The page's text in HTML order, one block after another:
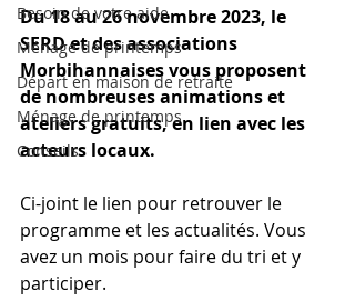
Besoin de votre aide
Ménage de printemps
Départ en maison de retraite
Ménage de printemps
Conseils
Du 18 au 26 novembre 2023, le
SERD et des associations
Morbihannaises vous proposent
de nombreuses animations et
ateliers gratuits, en lien avec les
acteurs locaux.
Ci-joint le lien pour retrouver le
programme et les actualités. Vous
avez un mois pour faire du tri et y
participer.